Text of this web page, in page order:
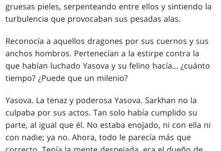
gruesas pieles, serpenteando entre ellos y sintiendo la
turbulencia que provocaban sus pesadas alas.
Reconocía a aquellos dragones por sus cuernos y sus
anchos hombros. Pertenecían a la estirpe contra la
que habían luchado Yasova y su felino hacía... ¿cuánto
tiempo? ¿Puede que un milenio?
Yasova. La tenaz y poderosa Yasova. Sarkhan no la
culpaba por sus actos. Tan solo había cumplido su
parte, al igual que él. No estaba enojado, ni con ella ni
con nadie; ya no. Ahora, todo le parecía más que